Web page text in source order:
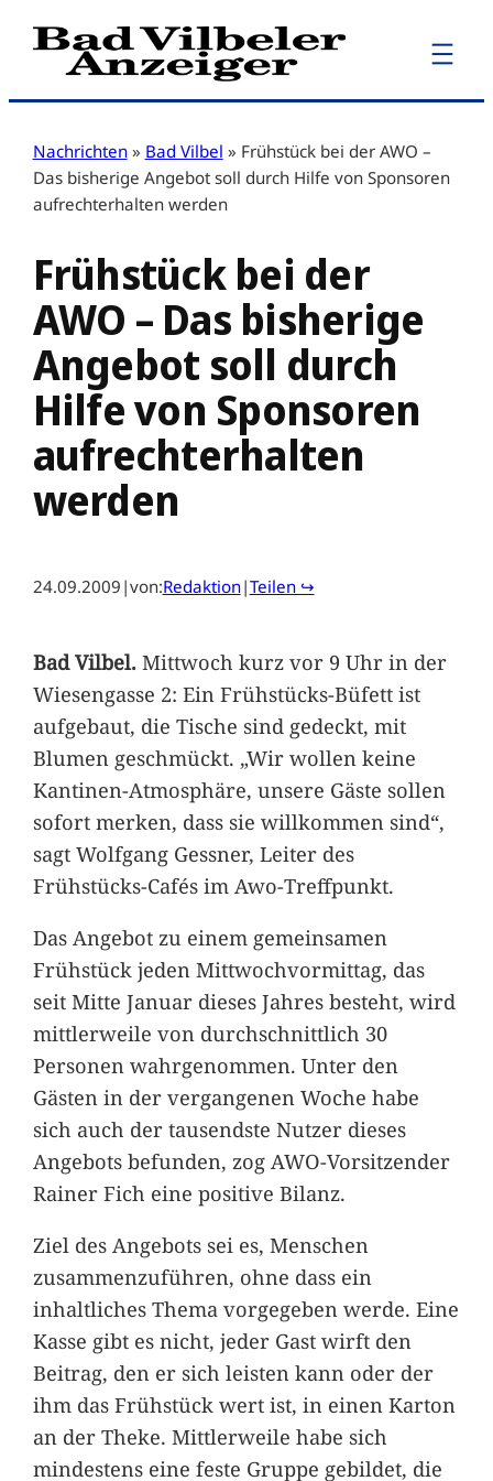
Zum
Inhalt
Nachrichten » Bad Vilbel » Frühstück bei der AWO –
Das bisherige Angebot soll durch Hilfe von Sponsoren
aufrechterhalten werden
Frühstück bei der
AWO – Das bisherige
Angebot soll durch
Hilfe von Sponsoren
aufrechterhalten
werden
24.09.2009 |von:Redaktion|Teilen ↪
Bad Vilbel.Mittwoch kurz vor 9 Uhr in der
Wiesengasse 2: Ein Frühstücks-Büfett ist
aufgebaut, die Tische sind gedeckt, mit
Blumen geschmückt. „Wir wollen keine
Kantinen-Atmosphäre, unsere Gäste sollen
sofort merken, dass sie willkommen sind“,
sagt Wolfgang Gessner, Leiter des
Frühstücks-Cafés im Awo-Treffpunkt.
Das Angebot zu einem gemeinsamen
Frühstück jeden Mittwochvormittag, das
seit Mitte Januar dieses Jahres besteht, wird
mittlerweile von durchschnittlich 30
Personen wahrgenommen. Unter den
Gästen in der vergangenen Woche habe
sich auch der tausendste Nutzer dieses
Angebots befunden, zog AWO-Vorsitzender
Rainer Fich eine positive Bilanz.
Ziel des Angebots sei es, Menschen
zusammenzuführen, ohne dass ein
inhaltliches Thema vorgegeben werde. Eine
Kasse gibt es nicht, jeder Gast wirft den
Beitrag, den er sich leisten kann oder der
ihm das Frühstück wert ist, in einen Karton
an der Theke. Mittlerweile habe sich
mindestens eine feste Gruppe gebildet, die